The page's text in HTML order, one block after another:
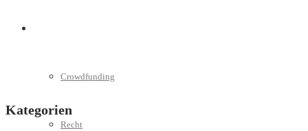
Crowdfunding
Recht
Kategorien